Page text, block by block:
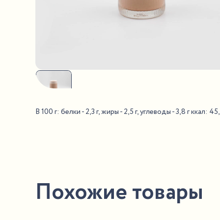
В 100 г: белки - 2,3 г, жиры - 2,5 г, углеводы - 3,8 г ккал:
Похожие товары